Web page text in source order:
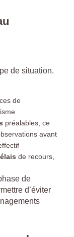
de situation.
de
préalables, ce
avant
de recours,
de
d’éviter